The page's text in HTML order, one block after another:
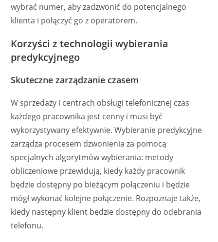
wybrać numer, aby zadzwonić do potencjalnego
klienta i połączyć go z operatorem.
Korzyści z technologii wybierania
predykcyjnego
Skuteczne zarządzanie czasem
W sprzedaży i centrach obsługi telefonicznej czas
każdego pracownika jest cenny i musi być
wykorzystywany efektywnie. Wybieranie predykcyjne
zarządza procesem dzwonienia za pomocą
specjalnych algorytmów wybierania: metody
obliczeniowe przewidują, kiedy każdy pracownik
będzie dostępny po bieżącym połączeniu i będzie
mógł wykonać kolejne połączenie. Rozpoznaje także,
kiedy następny klient będzie dostępny do odebrania
telefonu.